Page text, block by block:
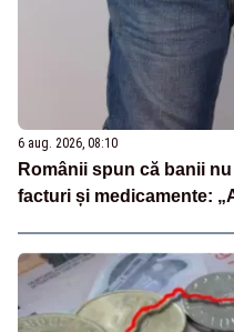
6 aug. 2026, 08:10
Românii spun că banii
facturi și medicamente: